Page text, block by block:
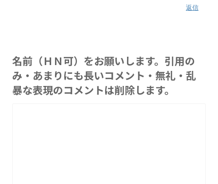
返信
名前（ＨＮ可）をお願いします。引用の
み・あまりにも長いコメント・無礼・乱
暴な表現のコメントは削除します。